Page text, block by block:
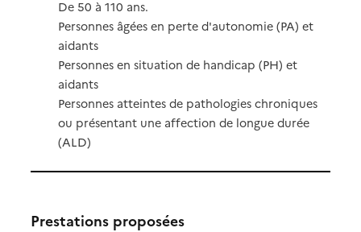
De 50 à 110 ans.
Personnes âgées en perte d'autonomie (PA) et
aidants
Personnes en situation de handicap (PH) et
aidants
Personnes atteintes de pathologies chroniques
ou présentant une affection de longue durée
(ALD)
Prestations proposées